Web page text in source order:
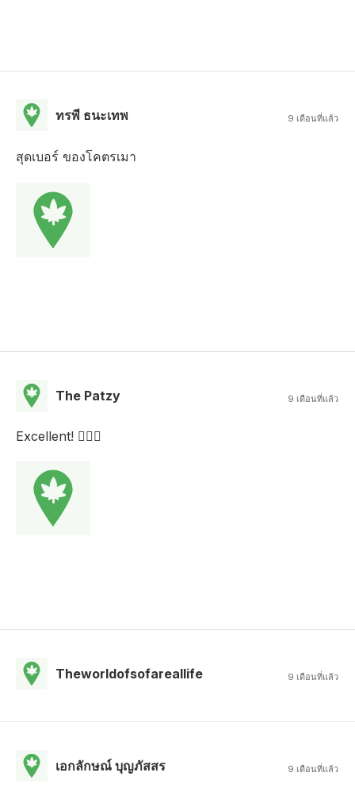
ทรพี ธนะเทพ 9 เดือนที่แล้ว
สุดเบอร์ ของโคตรเมา
The Patzy 9 เดือนที่แล้ว
Excellent! 👍🏻🔥
Theworldofsofareallife 9 เดือนที่แล้ว
เอกลักษณ์ บุญภัสสร 9 เดือนที่แล้ว